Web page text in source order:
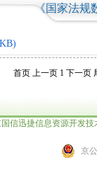
《国家法规
首页 上一页 1 下一
信迅捷信息资源开发
京